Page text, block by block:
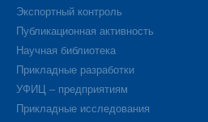
Экспортный контроль
Публикационная активность
Научная библиотека
Прикладные разработки
УФИЦ – предприятиям
Прикладные исследования